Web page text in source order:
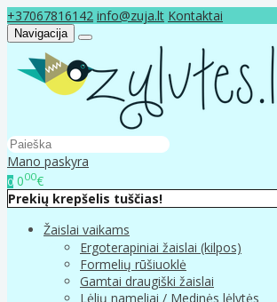
+37067816142 info@zuja.lt Kontaktai
Navigacija
Mano paskyra
0 000€
Prekių krepšelis tuščias!
Žaislai vaikams
Ergoterapiniai žaislai (kilpos)
Formelių rūšiuoklė
Gamtai draugiški žaislai
Lėlių nameliai / Medinės lėlytės